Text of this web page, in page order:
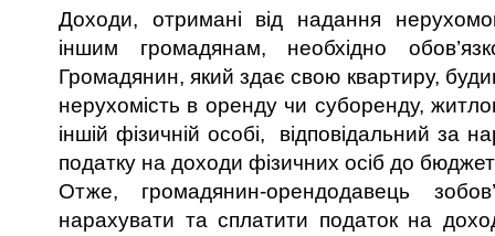
Доходи, отримані від надання
іншим громадянам, необхідно
Громадянин, який здає свою квартиру,
нерухомість в оренду чи суборенду,
іншій фізичній особі, відповідальний за
податку на доходи фізичних осіб до
Отже, громадянин-орендодавець
нарахувати та сплатити податок на